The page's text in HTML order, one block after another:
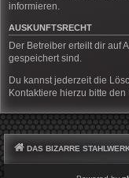
informieren.
AUSKUNFTSRECHT
Der Betreiber erteilt dir auf
gespeichert sind.
Du kannst jederzeit die
Kontaktiere hierzu bitte den
DAS BIZARRE